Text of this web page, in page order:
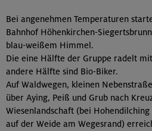
Bei angenehmen Temperaturen
Bahnhof Höhenkirchen-
blau-weißem Himmel.
Die eine Hälfte der Gruppe radelt
andere Hälfte sind Bio-Biker.
Auf Waldwegen, kleinen
über Aying, Peiß und Grub nach
Wiesenlandschaft (bei
auf der Weide am Wegesrand)